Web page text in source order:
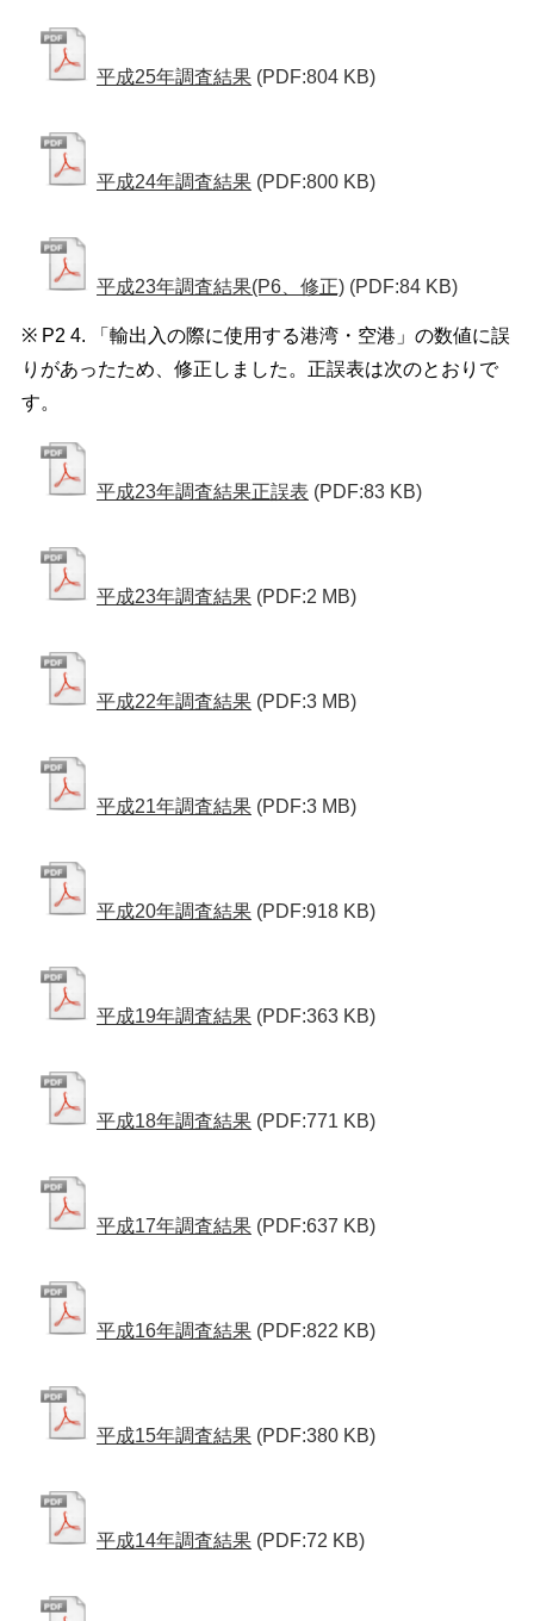
平成25年調査結果 (PDF:804 KB)
平成24年調査結果 (PDF:800 KB)
平成23年調査結果(P6、修正) (PDF:84 KB)
※ P2 4. 「輸出入の際に使用する港湾・空港」の数値に誤
りがあったため、修正しました。正誤表は次のとおりで
す。
平成23年調査結果正誤表 (PDF:83 KB)
平成23年調査結果 (PDF:2 MB)
平成22年調査結果 (PDF:3 MB)
平成21年調査結果 (PDF:3 MB)
平成20年調査結果 (PDF:918 KB)
平成19年調査結果 (PDF:363 KB)
平成18年調査結果 (PDF:771 KB)
平成17年調査結果 (PDF:637 KB)
平成16年調査結果 (PDF:822 KB)
平成15年調査結果 (PDF:380 KB)
平成14年調査結果 (PDF:72 KB)